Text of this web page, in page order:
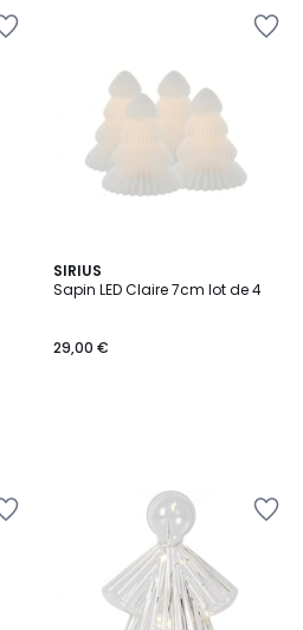
SIRIUS
Sapin LED Claire 7cm lot de 4
29,00 €